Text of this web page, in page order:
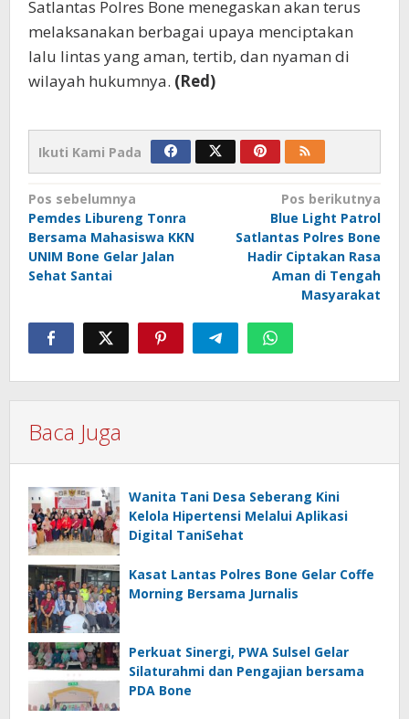
Satlantas Polres Bone menegaskan akan terus
melaksanakan berbagai upaya menciptakan
lalu lintas yang aman, tertib, dan nyaman di
wilayah hukumnya. (Red)
Ikuti Kami Pada
Navigasi
pos
Pos sebelumnya
Pemdes Libureng Tonra
Bersama Mahasiswa KKN
UNIM Bone Gelar Jalan
Sehat Santai
Pos berikutnya
Blue Light Patrol
Satlantas Polres Bone
Hadir Ciptakan Rasa
Aman di Tengah
Masyarakat
Baca Juga
Wanita Tani Desa Seberang Kini
Kelola Hipertensi Melalui Aplikasi
Digital TaniSehat
Kasat Lantas Polres Bone Gelar Coffe
Morning Bersama Jurnalis
Perkuat Sinergi, PWA Sulsel Gelar
Silaturahmi dan Pengajian bersama
PDA Bone